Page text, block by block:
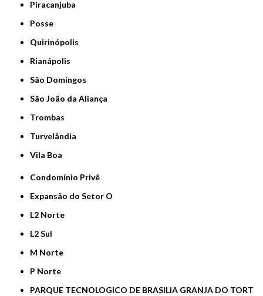
Piracanjuba
Posse
Quirinópolis
Rianápolis
São Domingos
São João da Aliança
Trombas
Turvelândia
Vila Boa
Condomínio Privê
Expansão do Setor O
L2 Norte
L2 Sul
M Norte
P Norte
PARQUE TECNOLOGICO DE BRASILIA GRANJA DO TORT